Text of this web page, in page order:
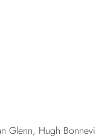
Glenn, Hugh